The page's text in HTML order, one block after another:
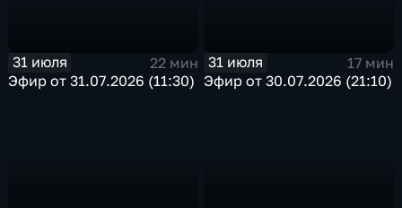
31 июля
22 мин
Эфир от 31.07.2026 (11:30)
31 июля
17 мин
Эфир от 30.07.2026 (21:10)